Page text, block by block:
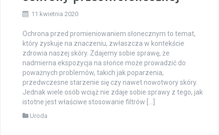
11 kwietnia 2020
Ochrona przed promieniowaniem słonecznym to temat,
który zyskuje na znaczeniu, zwłaszcza w kontekście
zdrowia naszej skóry. Zdajemy sobie sprawę, że
nadmierna ekspozycja na słońce może prowadzić do
poważnych problemów, takich jak poparzenia,
przedwczesne starzenie się czy nawet nowotwory skóry.
Jednak wiele osób wciąż nie zdaje sobie sprawy z tego, jak
istotne jest właściwe stosowanie filtrów […]
Uroda